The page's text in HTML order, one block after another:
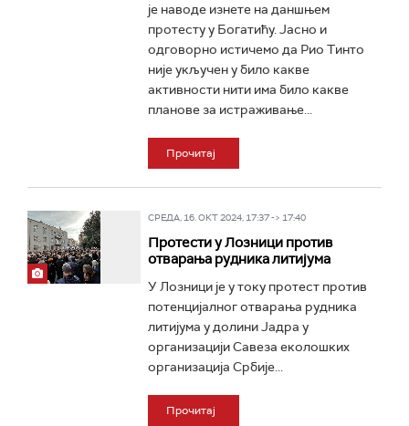
је наводе изнете на даншњем
протесту у Богатићу. Јасно и
одговорно истичемо да Рио Тинто
није укључен у било какве
активности нити има било какве
планове за истраживање...
Прочитај
СРЕДА, 16. ОКТ 2024, 17:37 -> 17:40
Протести у Лозници против
отварања рудника литијума
У Лозници је у току протест против
потенцијалног отварања рудника
литијума у долини Јадра у
организацији Савеза еколошких
организација Србије...
Прочитај